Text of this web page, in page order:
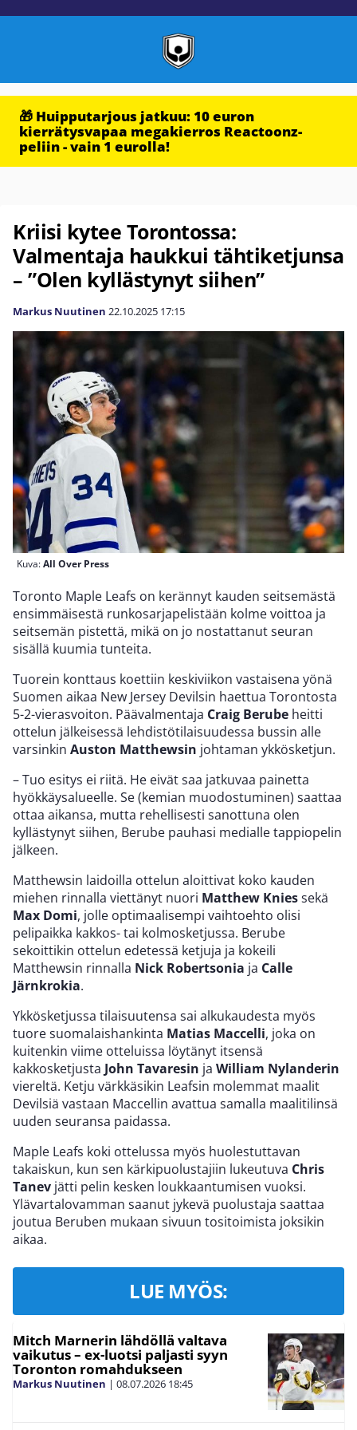
🎁 Huipputarjous jatkuu: 10 euron
kierrätysvapaa megakierros Reactoonz-
peliin - vain 1 eurolla!
Kriisi kytee Torontossa:
Valmentaja haukkui tähtiketjunsa
– ”Olen kyllästynyt siihen”
Markus Nuutinen 22.10.2025 17:15
Kuva:All Over Press
Toronto Maple Leafs on kerännyt kauden seitsemästä
ensimmäisestä runkosarjapelistään kolme voittoa ja
seitsemän pistettä, mikä on jo nostattanut seuran
sisällä kuumia tunteita.
Tuorein konttaus koettiin keskiviikon vastaisena yönä
Suomen aikaa New Jersey Devilsin haettua Torontosta
5-2-vierasvoiton. Päävalmentaja Craig Berube heitti
ottelun jälkeisessä lehdistötilaisuudessa bussin alle
varsinkin Auston Matthewsin johtaman ykkösketjun.
– Tuo esitys ei riitä. He eivät saa jatkuvaa painetta
hyökkäysalueelle. Se (kemian muodostuminen) saattaa
ottaa aikansa, mutta rehellisesti sanottuna olen
kyllästynyt siihen, Berube pauhasi medialle tappiopelin
jälkeen.
Matthewsin laidoilla ottelun aloittivat koko kauden
miehen rinnalla viettänyt nuori Matthew Kniessekä
Max Domi, jolle optimaalisempi vaihtoehto olisi
pelipaikka kakkos- tai kolmosketjussa. Berube
sekoittikin ottelun edetessä ketjuja ja kokeili
Matthewsin rinnalla Nick Robertsonia ja Calle
Järnkrokia.
Ykkösketjussa tilaisuutensa sai alkukaudesta myös
tuore suomalaishankinta Matias Maccelli, joka on
kuitenkin viime otteluissa löytänyt itsensä
kakkosketjusta John Tavaresin ja William Nylanderin
viereltä. Ketju värkkäsikin Leafsin molemmat maalit
Devilsiä vastaan Maccellin avattua samalla maalitilinsä
uuden seuransa paidassa.
Maple Leafs koki ottelussa myös huolestuttavan
takaiskun, kun sen kärkipuolustajiin lukeutuva Chris
Tanev jätti pelin kesken loukkaantumisen vuoksi.
Ylävartalovamman saanut jykevä puolustaja saattaa
joutua Beruben mukaan sivuun tositoimista joksikin
aikaa.
LUE MYÖS:
Mitch Marnerin lähdöllä valtava
vaikutus – ex-luotsi paljasti syyn
Toronton romahdukseen
Markus Nuutinen | 08.07.2026 18:45